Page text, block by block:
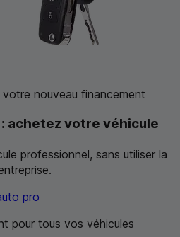
nouveau financement
achetez votre véhicule
professionnel, sans utiliser la
pro
pour tous vos véhicules